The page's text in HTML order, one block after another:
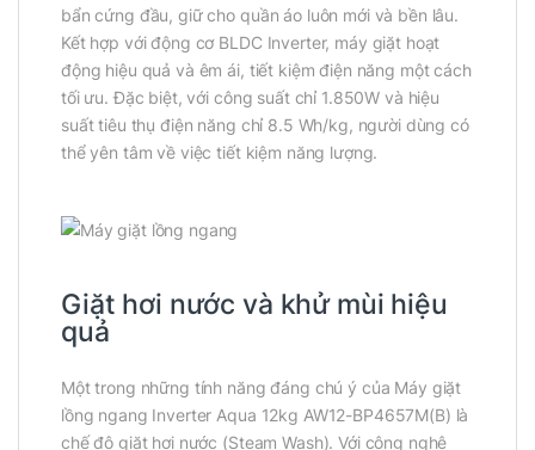
bẩn cứng đầu, giữ cho quần áo luôn mới và bền lâu.
Kết hợp với động cơ BLDC Inverter, máy giặt hoạt
động hiệu quả và êm ái, tiết kiệm điện năng một cách
tối ưu. Đặc biệt, với công suất chỉ 1.850W và hiệu
suất tiêu thụ điện năng chỉ 8.5 Wh/kg, người dùng có
thể yên tâm về việc tiết kiệm năng lượng.
Giặt hơi nước và khử mùi hiệu
quả
Một trong những tính năng đáng chú ý của Máy giặt
lồng ngang Inverter Aqua 12kg AW12-BP4657M(B) là
chế độ giặt hơi nước (Steam Wash). Với công nghệ